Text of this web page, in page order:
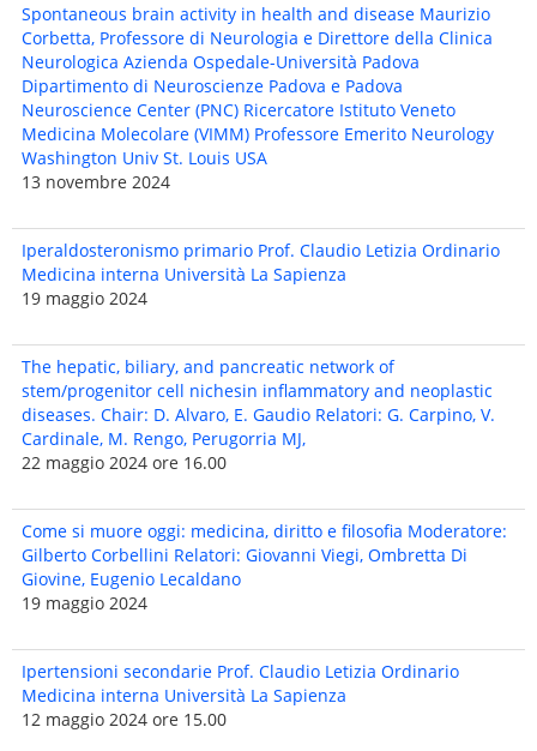
Spontaneous brain activity in health and disease Maurizio
Corbetta, Professore di Neurologia e Direttore della Clinica
Neurologica Azienda Ospedale-Università Padova
Dipartimento di Neuroscienze Padova e Padova
Neuroscience Center (PNC) Ricercatore Istituto Veneto
Medicina Molecolare (VIMM) Professore Emerito Neurology
Washington Univ St. Louis USA
13 novembre 2024
Iperaldosteronismo primario Prof. Claudio Letizia Ordinario
Medicina interna Università La Sapienza
19 maggio 2024
The hepatic, biliary, and pancreatic network of
stem/progenitor cell nichesin inflammatory and neoplastic
diseases. Chair: D. Alvaro, E. Gaudio Relatori: G. Carpino, V.
Cardinale, M. Rengo, Perugorria MJ,
22 maggio 2024 ore 16.00
Come si muore oggi: medicina, diritto e filosofia Moderatore:
Gilberto Corbellini Relatori: Giovanni Viegi, Ombretta Di
Giovine, Eugenio Lecaldano
19 maggio 2024
Ipertensioni secondarie Prof. Claudio Letizia Ordinario
Medicina interna Università La Sapienza
12 maggio 2024 ore 15.00